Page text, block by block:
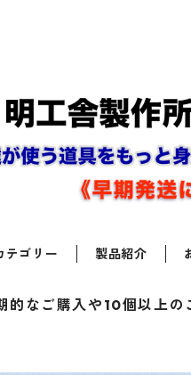
テゴリー 製品紹介
的なご購入や10個以上の